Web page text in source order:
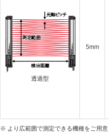
透過型
5mm
※ より広範囲で測定できる機種をご用